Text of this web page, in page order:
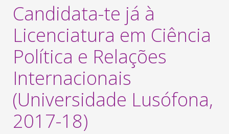
Candidata-te já à
Licenciatura em Ciência
Política e Relações
Internacionais
(Universidade Lusófona,
2017-18)